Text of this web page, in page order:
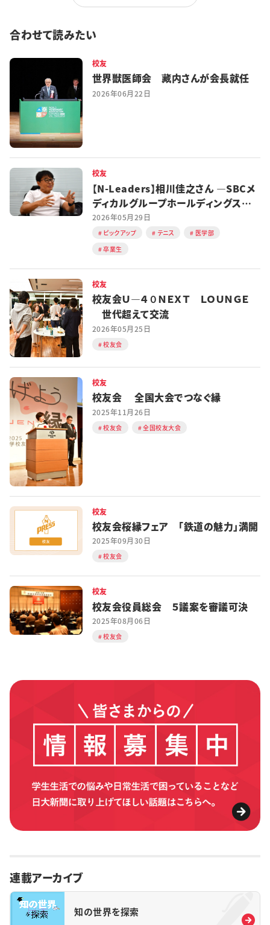
合わせて読みたい
校友
世界獣医師会 藏内さんが会長就任
2026年06月22日
校友
【N-Leaders】相川佳之さん ―SBCメ
ディカルグループホールディングス
CEO
2026年05月29日
ピックアップ テニス
医学部
卒業生
校友
校友会Ｕ―４０ＮＥＸＴ ＬＯＵＮＧＥ
世代超えて交流
2026年05月25日
校友会
校友
校友会 全国大会でつなぐ縁
2025年11月26日
校友会 全国校友大会
校友
校友会桜縁フェア 「鉄道の魅力」満開
2025年09月30日
校友会
校友
校友会役員総会 ５議案を審議可決
2025年08月06日
校友会
連載アーカイブ
知の世界を探索